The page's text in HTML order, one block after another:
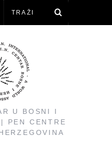
U BOSNI I
PEN CENTRE